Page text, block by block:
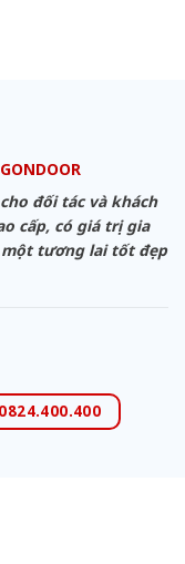
đối tác và khách
cấp, có giá trị gia
tương lai tốt đẹp